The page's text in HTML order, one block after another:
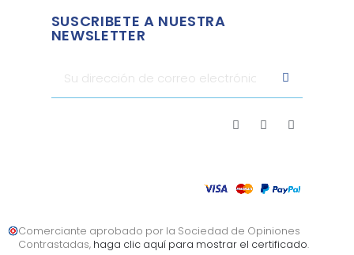
SUSCRIBETE A NUESTRA
NEWSLETTER
Comerciante aprobado por la Sociedad de Opiniones
Contrastadas, haga clic aquí para mostrar el certificado.